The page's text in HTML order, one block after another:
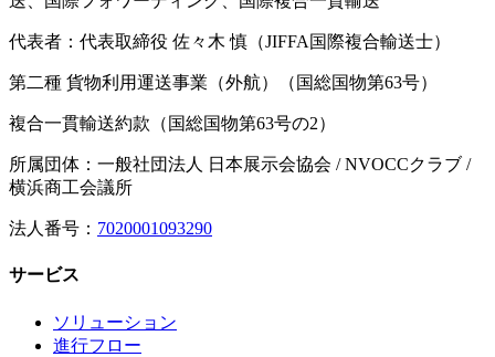
代表者：代表取締役 佐々木 慎（JIFFA国際複合輸送士）
第二種 貨物利用運送事業（外航）（国総国物第63号）
複合一貫輸送約款（国総国物第63号の2）
所属団体：一般社団法人 日本展示会協会 / NVOCCクラブ /
横浜商工会議所
法人番号： 7020001093290
サービス
ソリューション
進行フロー